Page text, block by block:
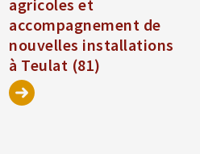
agricoles et
accompagnement de
nouvelles installations
à Teulat (81)